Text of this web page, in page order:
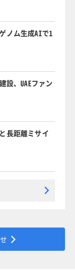
ノム生成AIで1
設、UAEファン
長距離ミサイ